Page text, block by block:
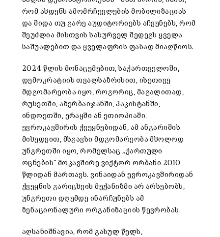
რომ ახდენს ამომრჩევლების მობილიზაციას
და შიდა თუ გარე აუდიტორიებს აჩვენებს, რომ
შეუძლია მისთვის სასურველ შედეგს ყველა
საშუალებით და ყველაფრის ფასად მიაღწიოს.
2024 წლის მონაცემებით, საქართველოში,
დემოკრატიის თვალსაზრისით, ისეთივე
მდგომარეობა იყო, როგორიც, მაგალითად,
რუსეთში, აზერბაიჯანში, პაკისტანში,
ინდოეთში, ერაყში ან ეთიოპიაში.
ევროკავშირის ქვეყნებიდან, ამ ანგარიშის
მიხედვით, მსგავსი მდგომარეობა მხოლოდ
უნგრეთში იყო, რომელსაც „ქართული
ოცნების“ მოკავშირე ვიქტორ ორბანი 2010
წლიდან მართავს. ვინაიდან ევროკავშირიდან
ქვეყნის გარიცხვის მექანიზმი არ არსებობს,
უნგრეთი დღემდე ინარჩუნებს ამ
ზენაციონალური ორგანიზაციის წევრობას.
აღსანიშნავია, რომ გასულ წელს,